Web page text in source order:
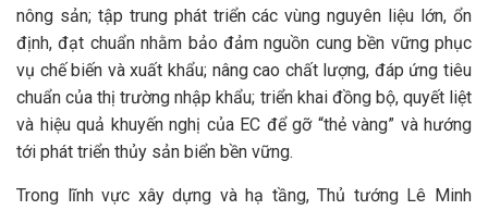
nông sản; tập trung phát triển các vùng nguyên liệu lớn, ổn
định, đạt chuẩn nhằm bảo đảm nguồn cung bền vững phục
vụ chế biến và xuất khẩu; nâng cao chất lượng, đáp ứng tiêu
chuẩn của thị trường nhập khẩu; triển khai đồng bộ, quyết liệt
và hiệu quả khuyến nghị của EC để gỡ “thẻ vàng” và hướng
tới phát triển thủy sản biển bền vững.
Trong lĩnh vực xây dựng và hạ tầng, Thủ tướng Lê Minh